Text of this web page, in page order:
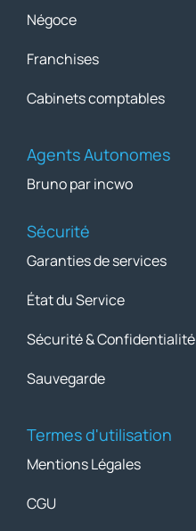
Négoce
Franchises
Cabinets comptables
Agents Autonomes
Bruno par incwo
Sécurité
Garanties de services
État du Service
Sécurité & Confidentialité
Sauvegarde
Termes d'utilisation
Mentions Légales
CGU